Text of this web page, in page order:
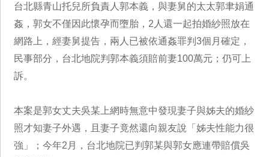
台北縣青山托兒所負責人郭本義，與妻舅的太太郭聿娟通
姦，郭女不僅因此懷孕而墮胎，2人還一起拍婚紗照放在
網路上，經妻舅提告，兩人已被依通姦罪判3個月確定，
民事部分，台北地院判郭本義須賠前妻100萬元；仍可上
訴。
本案是郭女丈夫吳某上網時無意中發現妻子與姊夫的婚紗
照才知妻子外遇，且妻子竟然還向親友說「姊夫性能力很
強」；今年2月，台北地院已判郭某與郭女應連帶賠償吳